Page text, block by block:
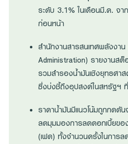
ระดับ 3.1% ในเดือนมี.ค. จา
ก่อนหน้า
สำนักงานสารสนเทศพลังงา
Administration) รายงานสต็
รวมสำรองน้ำมันเชิงยุทธศา
ซึ่งบ่งชี้ถึงอุปสงค์ในสหรัฐฯ
ราคาน้ำมันมีแนวโน้มถูกกดดั
ลดมุมมองการลดดอกเบี้ยขอ
(เฟด) ทั้งจำนวนครั้งในการล